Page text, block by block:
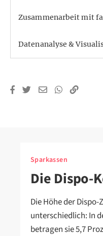
Zusammenarbeit mit
Datenanalyse &
Sparkassen
Die Dispo-
Die Höhe der
unterschiedlich: In
betragen sie 5,7